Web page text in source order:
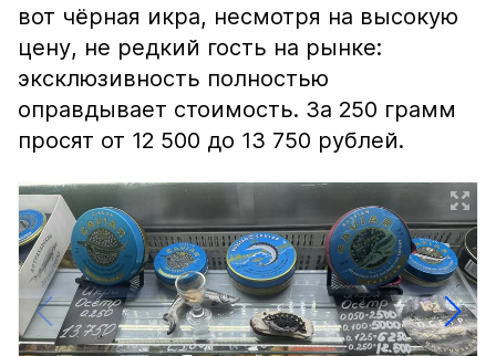
вот чёрная икра, несмотря на высокую
цену, не редкий гость на рынке:
эксклюзивность полностью
оправдывает стоимость. За 250 грамм
просят от 12 500 до 13 750 рублей.